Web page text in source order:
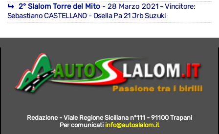
2° Slalom Torre del Mito - 28 Marzo 2021 - Vincitore:
Sebastiano CASTELLANO - Osella Pa 21 Jrb Suzuki
Redazione - Viale Regione Siciliana n°111 - 91100 Trapani
Per comunicati info@autoslalom.it